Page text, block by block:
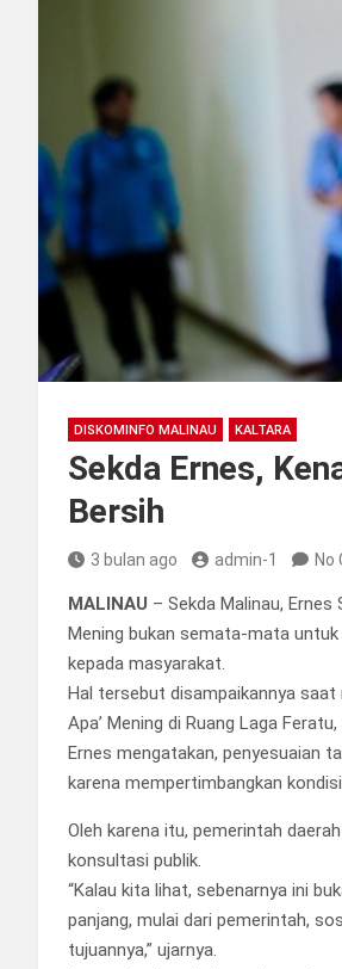
DISKOMINFO MALINAU KALTARA
Sekda Ernes,
Bersih
3 bulan ago admin-1 No
MALINAU – Sekda Malinau,
Mening bukan semata-mata
kepada masyarakat.
Hal tersebut disampaikannya
Apa’ Mening di Ruang Laga
Ernes mengatakan, penyesuaian
karena mempertimbangkan
Oleh karena itu, pemerintah
konsultasi publik.
“Kalau kita lihat, sebenarnya ini
panjang, mulai dari pemerintah,
tujuannya,” ujarnya.